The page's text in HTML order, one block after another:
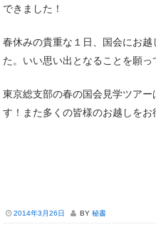
できました！
春休みの貴重な１日、国会にお
た。いい思い出となることを願っ
東京総支部の春の国会見学ツア
す！また多くの皆様のお越しをお
2014年3月26日 BY 秘書